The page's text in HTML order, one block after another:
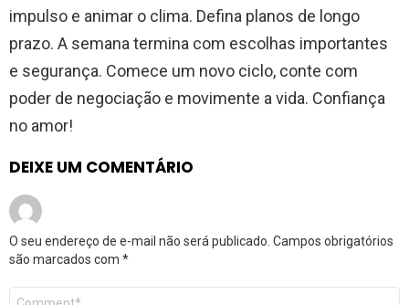
impulso e animar o clima. Defina planos de longo
prazo. A semana termina com escolhas importantes
e segurança. Comece um novo ciclo, conte com
poder de negociação e movimente a vida. Confiança
no amor!
DEIXE UM COMENTÁRIO
O seu endereço de e-mail não será publicado. Campos obrigatórios
são marcados com *
Comentário